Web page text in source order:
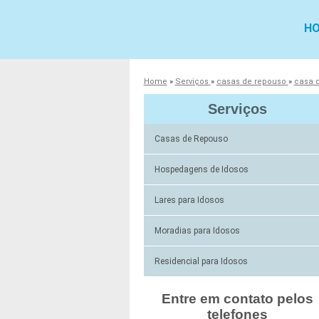
Home » Serviços » casas de repouso » casa
Serviços
Casas de Repouso
Hospedagens de Idosos
Lares para Idosos
Moradias para Idosos
Residencial para Idosos
Entre em contato pelos
telefones